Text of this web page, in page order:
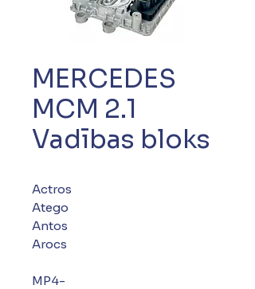
MERCEDES
MCM 2.1
Vadības bloks
Actros
Atego
Antos
Arocs
MP4-